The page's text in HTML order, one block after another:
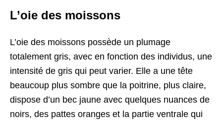
L’oie des moissons
L’oie des moissons possède un plumage
totalement gris, avec en fonction des individus, une
intensité de gris qui peut varier. Elle a une tête
beaucoup plus sombre que la poitrine, plus claire,
dispose d’un bec jaune avec quelques nuances de
noirs, des pattes oranges et la partie ventrale qui